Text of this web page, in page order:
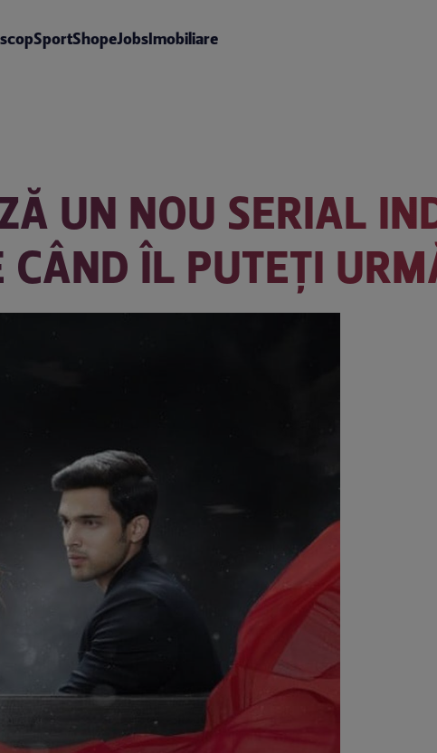
SportShopeJobsImobiliare
UN NOU SERIAL
ÎL PUTEȚI